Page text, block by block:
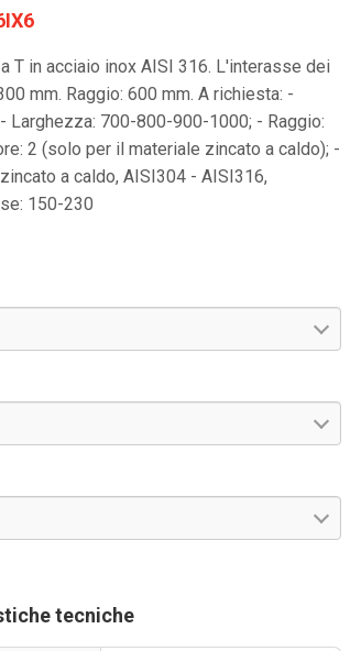
T in acciaio inox AISI 316. L'interasse dei
mm. Raggio: 600 mm. A richiesta: -
Larghezza: 700-800-900-1000; - Raggio:
2 (solo per il materiale zincato a caldo); -
a caldo, AISI304 - AISI316,
150-230
tecniche